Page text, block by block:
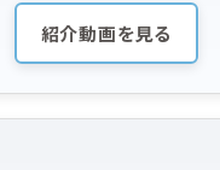
紹介動画を見る